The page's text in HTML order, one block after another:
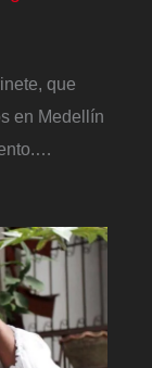
que
en Medellín